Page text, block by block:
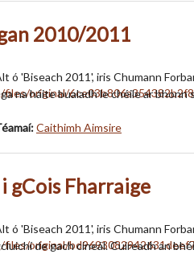
2010/2011
ó 'Biseach 2011', iris Chumann
na háite bualadh le chéile ar bhonn
Caithimh Aimsire
gCois Fharraige
ó 'Biseach 2011', iris Chumann
de gach cineál. Cuireadh an